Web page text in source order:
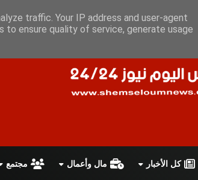
سياسة الخصوصية اتفاقية الاستخدام أعلن معانا
كل الأخبار مال وأعمال مجتمع
traffic. Your IP address and user-agent
to ensure quality of service, generate usage